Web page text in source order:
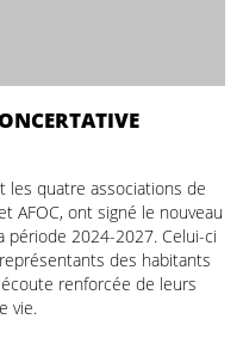
les quatre associations de
AFOC, ont signé le nouveau
période 2024-2027. Celui-ci
des habitants
renforcée de leurs
vie.